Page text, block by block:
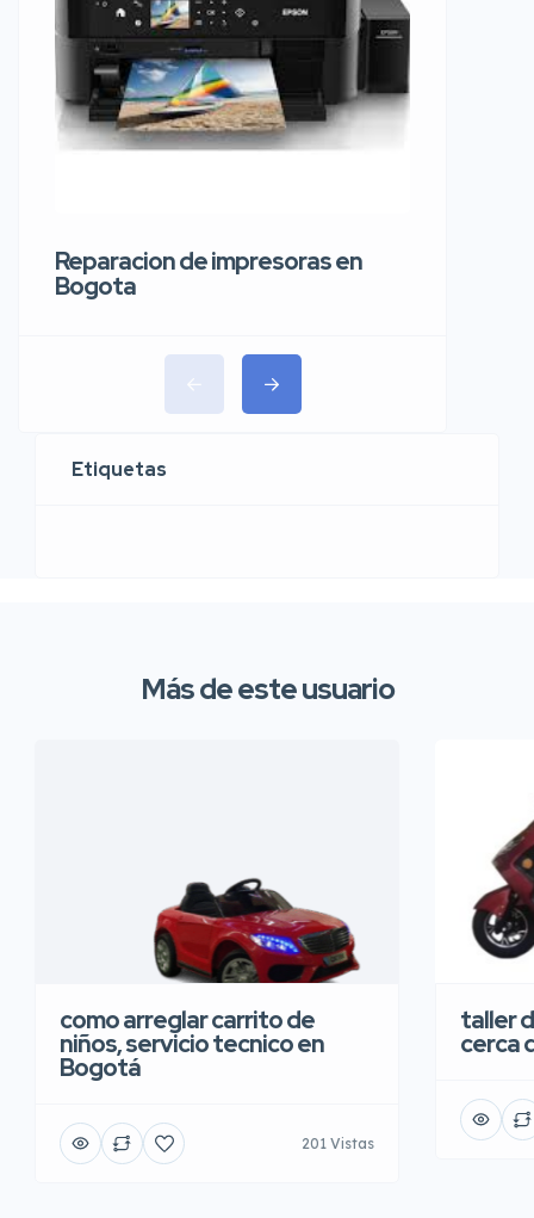
Reparacion de impresoras en
Bogota
Etiquetas
Más de este usuario
como arreglar carrito de
niños, servicio tecnico en
Bogotá
201 Vistas
taller
cerca